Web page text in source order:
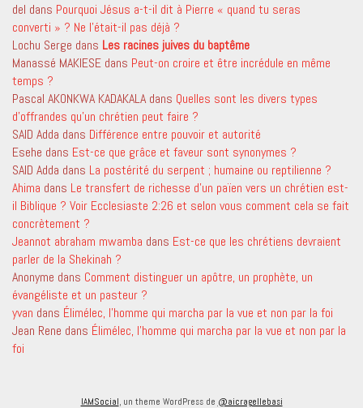
del dans Pourquoi Jésus a-t-il dit à Pierre « quand tu seras
converti » ? Ne l’était-il pas déjà ?
Lochu Serge dans Les racines juives du baptême
Manassé MAKIESE dans Peut-on croire et être incrédule en même
temps ?
Pascal AKONKWA KADAKALA dans Quelles sont les divers types
d’offrandes qu’un chrétien peut faire ?
SAID Adda dans Différence entre pouvoir et autorité
Esehe dans Est-ce que grâce et faveur sont synonymes ?
SAID Adda dans La postérité du serpent ; humaine ou reptilienne ?
Ahima dans Le transfert de richesse d’un païen vers un chrétien est-
il Biblique ? Voir Ecclesiaste 2:26 et selon vous comment cela se fait
concrètement ?
Jeannot abraham mwamba dans Est-ce que les chrétiens devraient
parler de la Shekinah ?
Anonyme dans Comment distinguer un apôtre, un prophète, un
évangéliste et un pasteur ?
yvan dans Élimélec, l’homme qui marcha par la vue et non par la foi
Jean Rene dans Élimélec, l’homme qui marcha par la vue et non par la
foi
IAMSocial, un theme WordPress de @aicragellebasi